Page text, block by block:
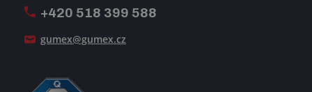
+420 518 399 588
gumex@gumex.cz